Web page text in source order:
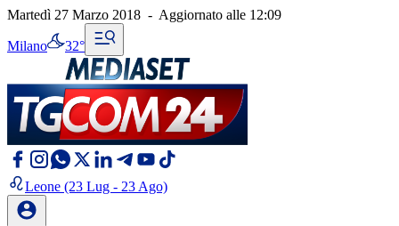
Martedì 27 Marzo 2018 - Aggiornato alle 12:09
Milano 32°
Leone (23 Lug - 23 Ago)